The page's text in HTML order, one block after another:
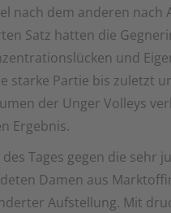
nach dem anderen nach
Satz hatten die
und
starke Partie bis zuletzt
der Unger Volleys
Ergebnis.
Tages gegen die sehr
Damen aus
Aufstellung. Mit